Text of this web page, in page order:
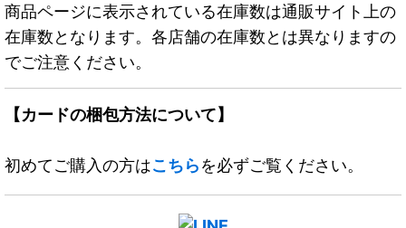
商品ページに表示されている在庫数は通販サイト上の
在庫数となります。各店舗の在庫数とは異なりますの
でご注意ください。
【カードの梱包方法について】
初めてご購入の方はこちらを必ずご覧ください。